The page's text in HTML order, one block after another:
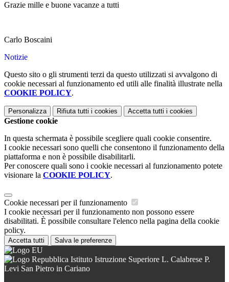
Grazie mille e buone vacanze a tutti
Carlo Boscaini
Notizie
Questo sito o gli strumenti terzi da questo utilizzati si avvalgono di
cookie necessari al funzionamento ed utili alle finalità illustrate nella
COOKIE POLICY.
Personalizza Rifiuta tutti i cookies Accetta tutti i cookies
Gestione cookie
In questa schermata è possibile scegliere quali cookie consentire.
I cookie necessari sono quelli che consentono il funzionamento della
piattaforma e non è possibile disabilitarli.
Per conoscere quali sono i cookie necessari al funzionamento potete
visionare la COOKIE POLICY.
Cookie necessari per il funzionamento
I cookie necessari per il funzionamento non possono essere
disabilitati. È possibile consultare l'elenco nella pagina della cookie
policy.
Accetta tutti Salva le preferenze
Istituto Istruzione Superiore L. Calabrese P.
Levi San Pietro in Cariano